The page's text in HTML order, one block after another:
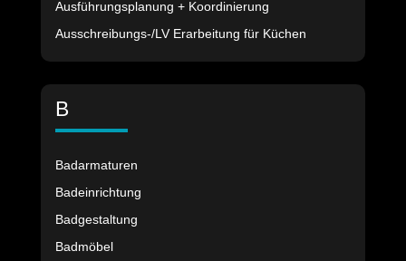
Ausführungsplanung + Koordinierung
Ausschreibungs-/LV Erarbeitung für Küchen
B
Badarmaturen
Badeinrichtung
Badgestaltung
Badmöbel